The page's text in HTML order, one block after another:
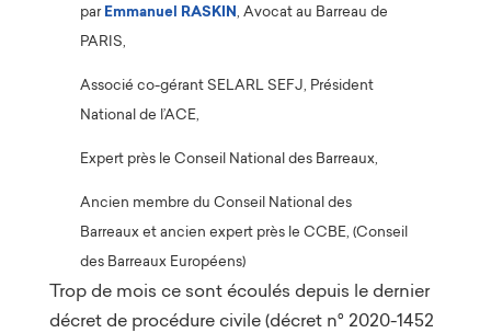
parEmmanuel RASKIN, Avocat au Barreau de
PARIS,
Associé co-gérant SELARL SEFJ, Président
National de l’ACE,
Expert près le Conseil National des Barreaux,
Ancien membre du Conseil National des
Barreaux et ancien expert près le CCBE, (Conseil
des Barreaux Européens)
Trop de mois ce sont écoulés depuis le dernier
décret de procédure civile (décret n° 2020-1452